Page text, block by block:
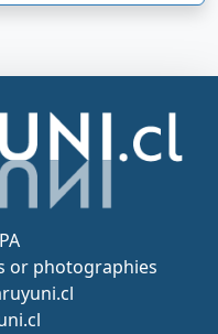
or photographies